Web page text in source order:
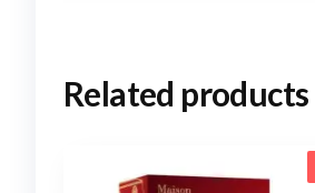
Related products